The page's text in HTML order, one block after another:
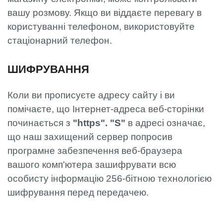
вашу розмову. Якщо ви віддаєте перевагу в
користуванні телефоном, використовуйте
стаціонарний телефон.
ШИФРУВАННЯ
Коли ви прописуєте адресу сайту і ви
помічаєте, що Інтернет-адреса веб-сторінки
починається з "https". "S" в адресі означає,
що наш захищений сервер попросив
програмне забезпечення веб-браузера
вашого комп'ютера зашифрувати всю
особисту інформацію 256-бітною технологією
шифрування перед передачею.